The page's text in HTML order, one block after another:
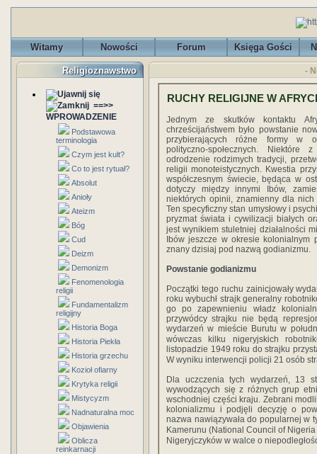
Witamy Nowości Forum Księga Gości
Religioznawstwo
==>>
WPROWADZENIE
Podstawowa
terminologia
Czym jest kult?
Co to jest rytuał?
Absolut
Anioły
Ateizm
Bóg
Cud
Deizm
Demonizm
Fenomenologia
religii
Fundamentalizm
religijny
Historia Boga
Historia Piekła
Historia grzechu
Kozioł ofiarny
Krytyka religii
Mistycyzm
Nadnaturalna moc
Objawienia
Oblicza
reinkarnacji
-
RUCHY RELIGIJNE W
Jednym ze skutków kontaktu
chrześcijaństwem było powstanie
przybierających różne formy w
polityczno-społecznych.
odrodzenie rodzimych tradycji,
religii monoteistycznych. Kwestia
współczesnym świecie, będąca w
dotyczy między innymi Ibów,
niektórych opinii, znamienny dla
Ten specyficzny stan umysłowy i
pryzmat świata i cywilizacji białych
jest wynikiem stuletniej działalności
Ibów jeszcze w okresie kolonialnym
znany dzisiaj pod nazwą godianizmu.
Powstanie godianizmu
Początki tego ruchu zainicjowały
roku wybuchł strajk generalny
go po zapewnieniu władz
przywódcy strajku nie będą
wydarzeń w mieście Burutu w
wówczas kilku nigeryjskich
listopadzie 1949 roku do strajku
W wyniku interwencji policji 21 osób
Dla uczczenia tych wydarzeń, 13
wywodzących się z różnych grup
wschodniej części kraju. Zebrani
kolonializmu i podjęli decyzję o
nazwa nawiązywała do popularnej w
Kamerunu (National Council of
Nigeryjczyków w walce o